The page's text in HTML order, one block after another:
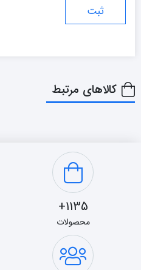
کالاهای مرتبط
1135+
محصولات